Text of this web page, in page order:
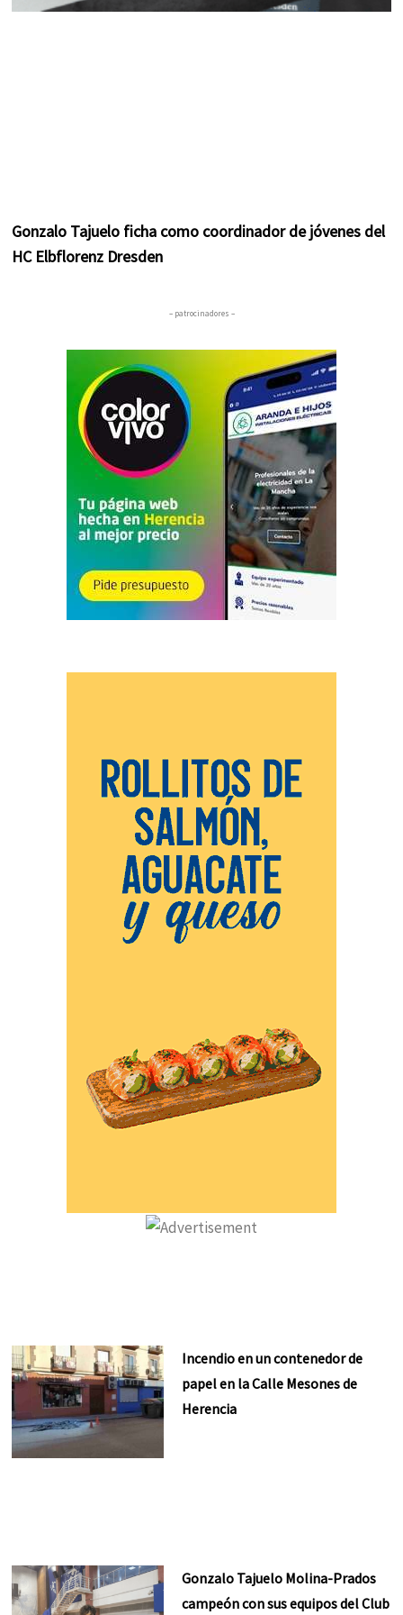
Gonzalo Tajuelo ficha como coordinador de jóvenes del
HC Elbflorenz Dresden
– patrocinadores –
Incendio en un contenedor de
papel en la Calle Mesones de
Herencia
Gonzalo Tajuelo Molina-Prados
campeón con sus equipos del Club